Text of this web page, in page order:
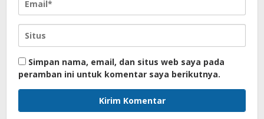
Simpan nama, email, dan situs web saya pada
peramban ini untuk komentar saya berikutnya.